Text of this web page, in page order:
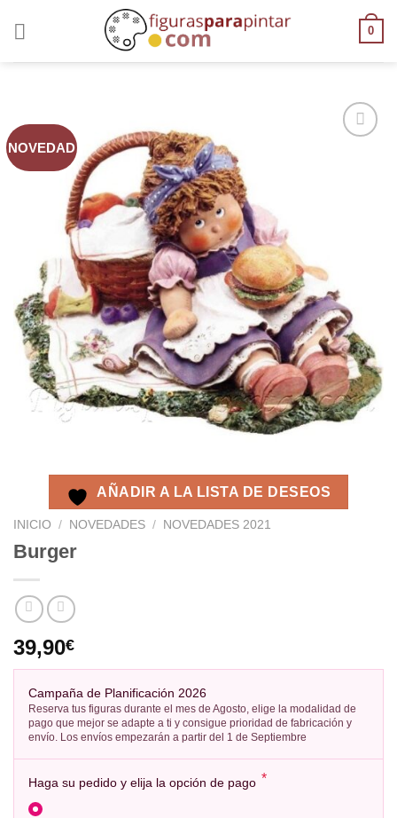
0
NOVEDAD
AÑADIR A LA LISTA DE DESEOS
INICIO / NOVEDADES / NOVEDADES 2021
Burger
39,90€
Campaña de Planificación 2026
Reserva tus figuras durante el mes de Agosto, elige la modalidad de
pago que mejor se adapte a ti y consigue prioridad de fabricación y
envío. Los envíos empezarán a partir del 1 de Septiembre
Haga su pedido y elija la opción de pago *